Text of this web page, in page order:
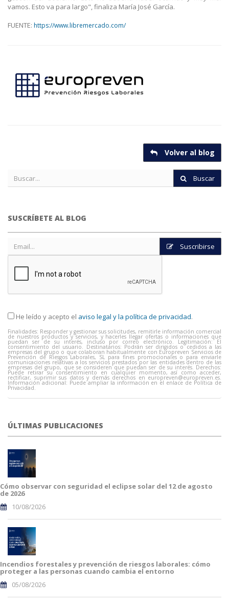
vamos. Esto va para largo", finaliza María José García.
FUENTE: https://www.libremercado.com/
Volver al blog
Buscar
SUSCRÍBETE AL BLOG
Suscribirse
He leído y acepto el aviso legal y la política de privacidad.
Finalidades: Responder y gestionar sus solicitudes, remitirle información comercial
de nuestros productos y servicios, y hacerles llegar ofertas o informaciones que
puedan ser de su interés, incluso por correo electrónico. Legitimación: El
consentimiento del usuario. Destinatarios: Podrán ser dirigidos o cedidos a las
empresas del grupo o que colaboran habitualmente con Europreven Servicios de
Prevención de Riesgos Laborales, SL para fines promocionales o para enviarle
comunicaciones relativas a los servicios prestados por las entidades dentro de las
empresas del grupo, que se consideren que puedan ser de su interés. Derechos:
Puede retirar su consentimiento en cualquier momento, así como acceder,
rectificar, suprimir sus datos y demás derechos en europreven@europreven.es.
Información adicional: Puede ampliar la información en el enlace de Política de
Privacidad.
ÚLTIMAS PUBLICACIONES
Cómo observar con seguridad el eclipse solar del 12 de agosto
de 2026
10/08/2026
Incendios forestales y prevención de riesgos laborales: cómo
proteger a las personas cuando cambia el entorno
05/08/2026